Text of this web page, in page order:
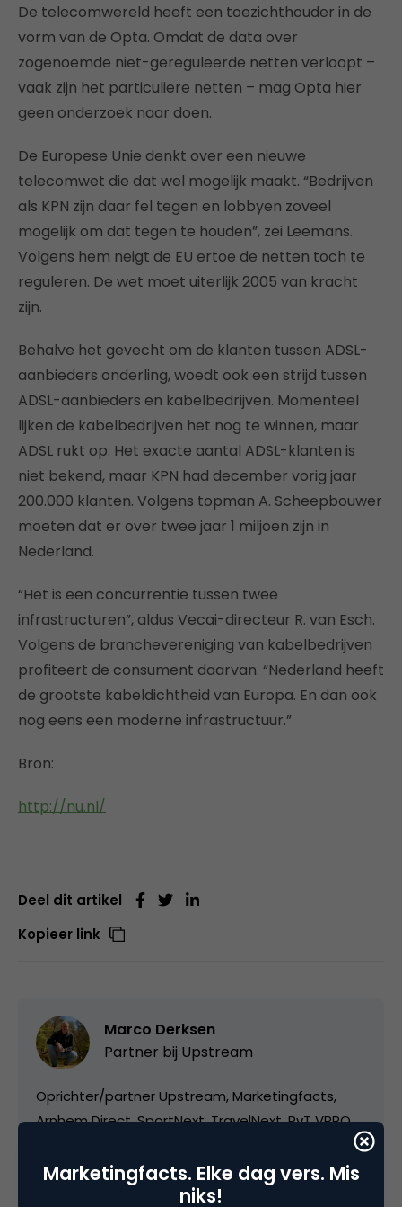
De telecomwereld heeft een toezichthouder in de
vorm van de Opta. Omdat de data over
zogenoemde niet-gereguleerde netten verloopt –
vaak zijn het particuliere netten – mag Opta hier
geen onderzoek naar doen.
De Europese Unie denkt over een nieuwe
telecomwet die dat wel mogelijk maakt. “Bedrijven
als KPN zijn daar fel tegen en lobbyen zoveel
mogelijk om dat tegen te houden”, zei Leemans.
Volgens hem neigt de EU ertoe de netten toch te
reguleren. De wet moet uiterlijk 2005 van kracht
zijn.
Behalve het gevecht om de klanten tussen ADSL-
aanbieders onderling, woedt ook een strijd tussen
ADSL-aanbieders en kabelbedrijven. Momenteel
lijken de kabelbedrijven het nog te winnen, maar
ADSL rukt op. Het exacte aantal ADSL-klanten is
niet bekend, maar KPN had december vorig jaar
200.000 klanten. Volgens topman A. Scheepbouwer
moeten dat er over twee jaar 1 miljoen zijn in
Nederland.
“Het is een concurrentie tussen twee
infrastructuren”, aldus Vecai-directeur R. van Esch.
Volgens de branchevereniging van kabelbedrijven
profiteert de consument daarvan. “Nederland heeft
de grootste kabeldichtheid van Europa. En dan ook
nog eens een moderne infrastructuur.”
Bron:
http://nu.nl/
Deel dit artikel
Kopieer link
Marco Derksen
Partner bij Upstream
Oprichter/partner Upstream, Marketingfacts,
Arnhem Direct, SportNext, TravelNext, RvT VPRO,
fotografie en vader!
Marketingfacts. Elke dag vers. Mis
niks!